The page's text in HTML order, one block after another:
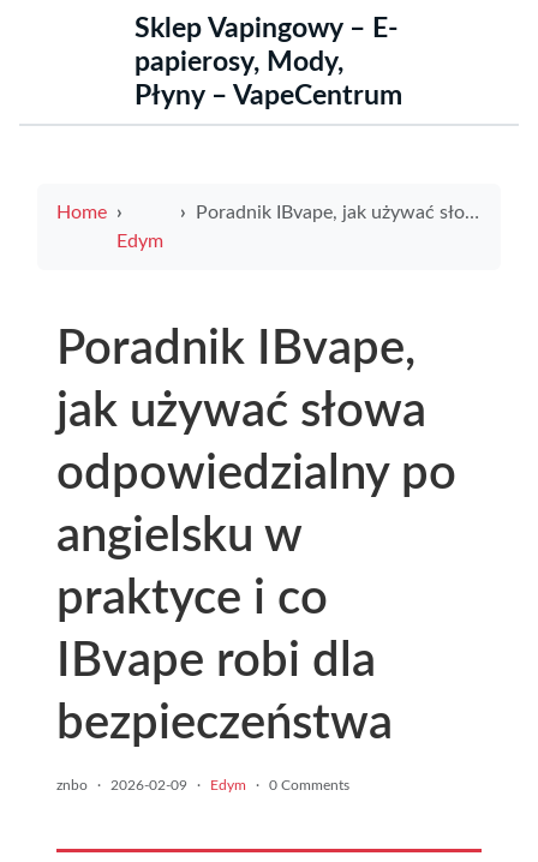
Sklep Vapingowy – E-
papierosy, Mody,
Płyny – VapeCentrum
Home
Edym
Poradnik IBvape, jak używać słowa odpowiedzialny po angielsku w praktyce i co IBvape robi dla bezpieczeństwa
Poradnik IBvape,
jak używać słowa
odpowiedzialny po
angielsku w
praktyce i co
IBvape robi dla
bezpieczeństwa
znbo · 2026-02-09 · Edym · 0 Comments